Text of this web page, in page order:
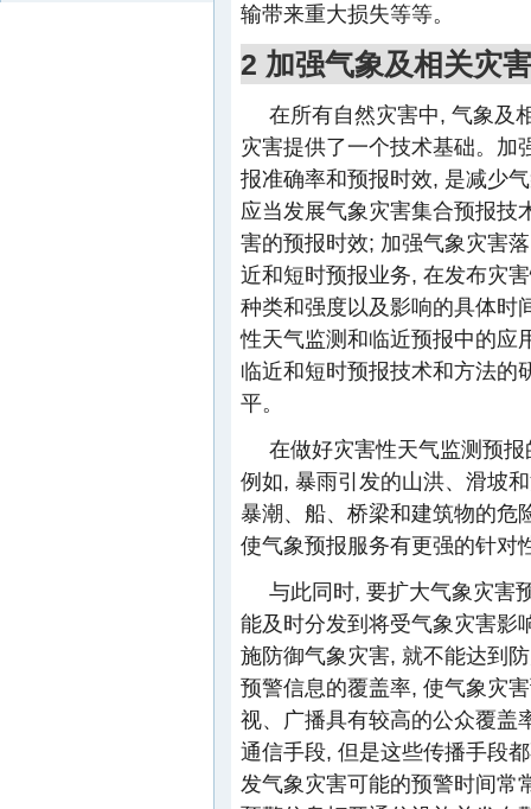
输带来重大损失等等。
2 加强气象及相关灾
在所有自然灾害中, 气象及
灾害提供了一个技术基础。加
报准确率和预报时效, 是减少
应当发展气象灾害集合预报技
害的预报时效; 加强气象灾害
近和短时预报业务, 在发布灾
种类和强度以及影响的具体时
性天气监测和临近预报中的应
临近和短时预报技术和方法的
平。
在做好灾害性天气监测预
例如, 暴雨引发的山洪、滑坡
暴潮、船、桥梁和建筑物的危
使气象预报服务有更强的针对
与此同时, 要扩大气象灾害
能及时分发到将受气象灾害影
施防御气象灾害, 就不能达到
预警信息的覆盖率, 使气象灾
视、广播具有较高的公众覆盖
通信手段, 但是这些传播手段
发气象灾害可能的预警时间常